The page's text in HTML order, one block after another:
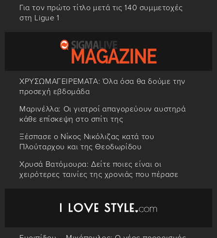
Για τον πρώτο τίτλο μετά τις 140 συμμετοχές
στη Ligue 1
ΧΡΥΣΩΜΑΓΕΙΡΕΜΑΤΑ: Όλα όσα θα δούμε την
προσεχή εβδομάδα
Μαρινέλλα: Οι γιατροί απαγορεύουν αυστηρά
κάθε επίσκεψη στο σπίτι της
Ξέσπασε ο Νίκος Νικόλιζας κατά του
Πλούταρχου και της Θεοδωρίδου
Χρυσά Βατόμουρα: Δείτε ποιες είναι οι
χειρότερες ταινίες της χρονιάς που πέρασε